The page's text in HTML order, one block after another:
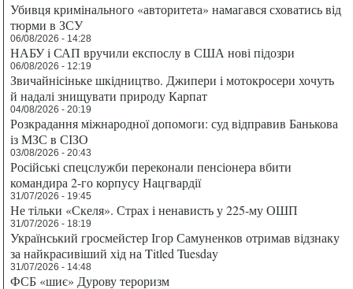
Убивця кримінального «авторитета» намагався сховатись від
тюрми в ЗСУ
06/08/2026 - 14:28
НАБУ і САП вручили експослу в США нові підозри
06/08/2026 - 12:19
Звичайнісіньке шкідництво. Джипери і мотокросери хочуть
й надалі знищувати природу Карпат
04/08/2026 - 20:19
Розкрадання міжнародної допомоги: суд відправив Банькова
із МЗС в СІЗО
03/08/2026 - 20:43
Російські спецслужби переконали пенсіонера вбити
командира 2-го корпусу Нацгвардії
31/07/2026 - 19:45
Не тільки «Скеля». Страх і ненависть у 225-му ОШП
31/07/2026 - 18:19
Український гросмейстер Ігор Самуненков отримав відзнаку
за найкрасивіший хід на Titled Tuesday
31/07/2026 - 14:48
ФСБ «шиє» Дурову тероризм